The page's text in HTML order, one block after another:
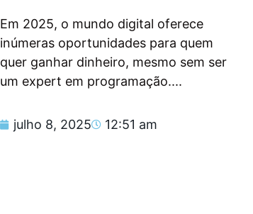
Em 2025, o mundo digital oferece
inúmeras oportunidades para quem
quer ganhar dinheiro, mesmo sem ser
um expert em programação....
julho 8, 2025 12:51 am